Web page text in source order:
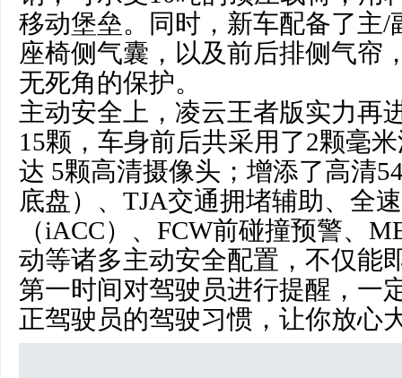
移动堡垒。同时，新车配备了主/
座椅侧气囊，以及前后排侧气帘
无死角的保护。
主动安全上，凌云王者版实力再
15颗，车身前后共采用了2颗毫
达 5颗高清摄像头；增添了高清
底盘）、TJA交通拥堵辅助、全
（iACC）、FCW前碰撞预警、
动等诸多主动安全配置，不仅能
第一时间对驾驶员进行提醒，一
正驾驶员的驾驶习惯，让你放心